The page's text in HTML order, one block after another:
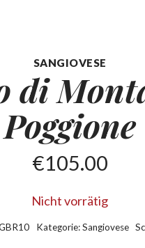
SANGIOVESE
di
Poggione
€105.00
Nicht vorrätig
Kategorie:Sangiovese